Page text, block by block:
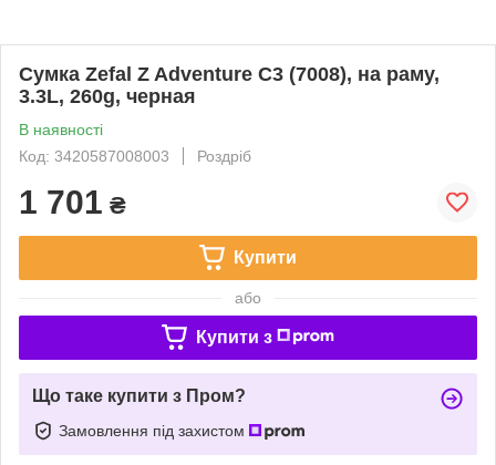
Сумка Zefal Z Adventure C3 (7008), на раму,
3.3L, 260g, черная
В наявності
Код: 3420587008003
Роздріб
1 701 ₴
Купити
або
Купити з
Що таке купити з Пром?
Замовлення під захистом